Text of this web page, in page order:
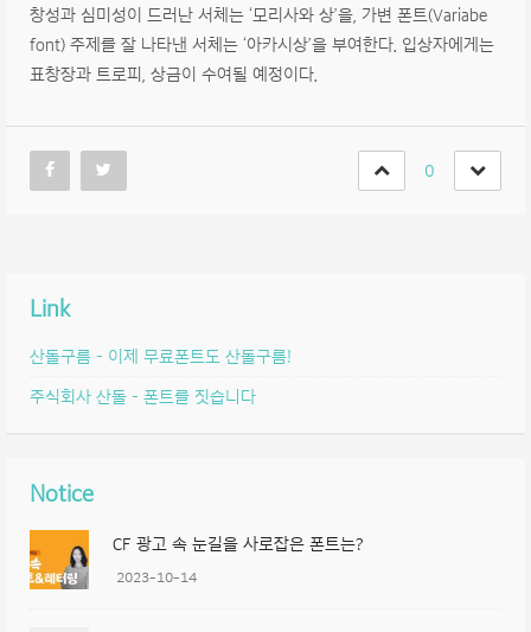
창성과 심미성이 드러난 서체는 ‘모리사와 상’을, 가변 폰트(Variabe
font) 주제를 잘 나타낸 서체는 ‘아카시상’을 부여한다. 입상자에게는
표창장과 트로피, 상금이 수여될 예정이다.
0
Link
산돌구름 – 이제 무료폰트도 산돌구름!
주식회사 산돌 – 폰트를 짓습니다
Notice
CF 광고 속 눈길을 사로잡은 폰트는?
2023-10-14